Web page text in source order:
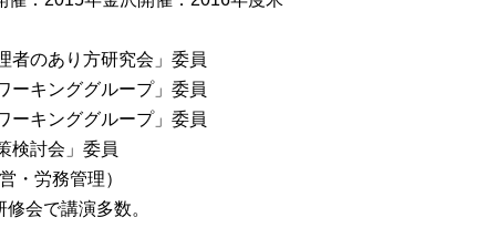
者のあり方研究会」委員
ーキンググループ」委員
ーキンググループ」委員
検討会」委員
・労務管理）
会で講演多数。